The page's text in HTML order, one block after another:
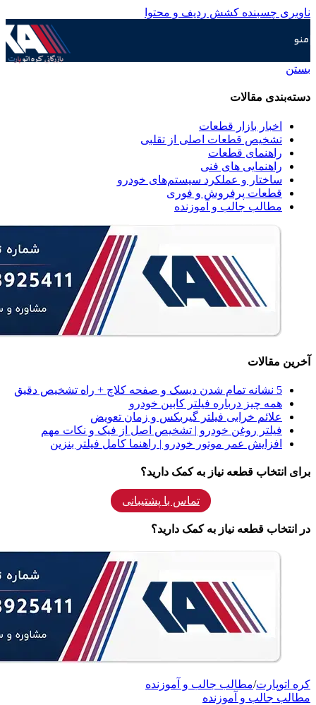
ناوبری چسبنده کشش ردیف و محتوا
منو
بستن
دسته‌بندی مقالات
اخبار بازار قطعات
تشخیص قطعات اصلی از تقلبی
راهنمای قطعات
راهنمایی های فنی
ساختار و عملکرد سیستم‌های خودرو
قطعات پرفروش و فوری
مطالب جالب و آموزنده
آخرین مقالات
5 نشانه‌ تمام شدن دیسک و صفحه کلاچ + راه تشخیص دقیق
همه‌ چیز درباره فیلتر کابین خودرو
علائم خرابی فیلتر گیربکس و زمان تعویض
فیلتر روغن خودرو | تشخیص اصل از فیک و نکات مهم
افزایش عمر موتور خودرو | راهنما کامل فیلتر بنزین
برای انتخاب قطعه نیاز به کمک دارید؟
تماس با پشتیبانی
در انتخاب قطعه نیاز به کمک دارید؟
کره اتوپارت/مطالب جالب و آموزنده
مطالب جالب و آموزنده